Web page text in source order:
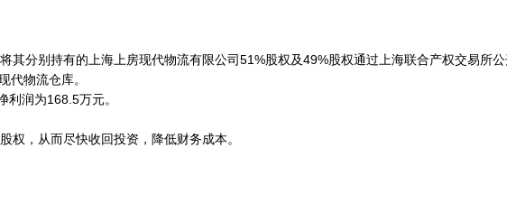
分别持有的上海上房现代物流有限公司51%股权及49%股权通过上海联合产权交易所
物流仓库。
润为168.5万元。
，从而尽快收回投资，降低财务成本。